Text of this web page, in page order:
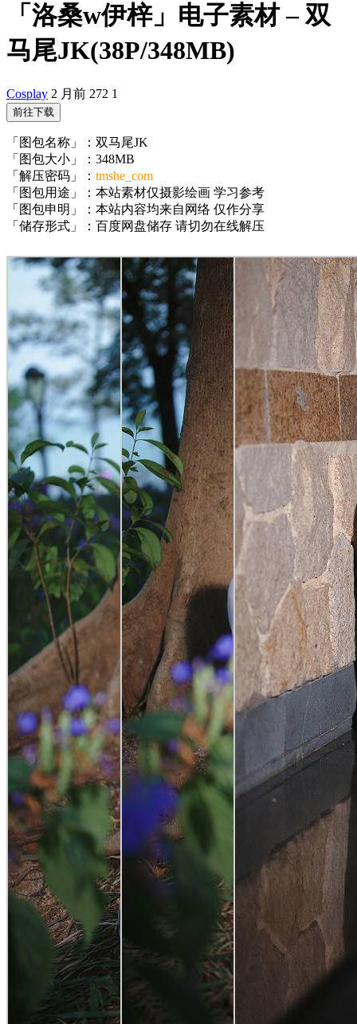
「洛桑w伊梓」电子素材 – 双
马尾JK(38P/348MB)
Cosplay 2 月前 272 1
前往下载
「图包名称」：双马尾JK
「图包大小」：348MB
「解压密码」： tmshe_com
「图包用途」：本站素材仅摄影绘画 学习参考
「图包申明」：本站内容均来自网络 仅作分享
「储存形式」：百度网盘储存 请切勿在线解压